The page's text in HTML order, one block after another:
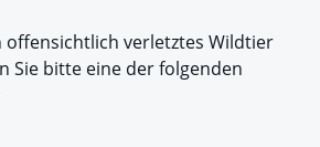
offensichtlich verletztes Wildtier
Sie bitte eine der folgenden